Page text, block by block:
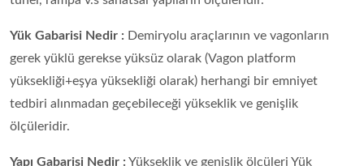
Yük Gabarisi Nedir : Demiryolu araçlarının ve vagonların
gerek yüklü gerekse yüksüz olarak (Vagon platform
yüksekliği+eşya yüksekliği olarak) herhangi bir emniyet
tedbiri alınmadan geçebileceği yükseklik ve genişlik
ölçüleridir.
Yapı Gabarisi Nedir : Yükseklik ve genişlik ölçüleri Yük